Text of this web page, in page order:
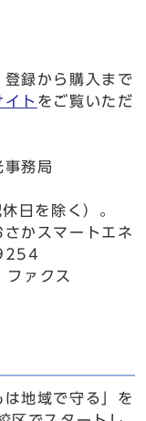
録から購入まで
ト をご覧いただ
事務局
日を除く）。
かスマートエネ
ファクス
地域で守る」を